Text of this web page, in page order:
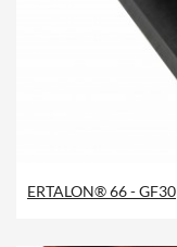
ERTALON® 66 - GF30